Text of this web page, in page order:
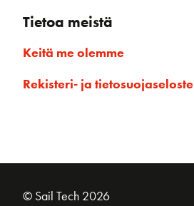
Tietoa meistä
Keitä me olemme
Rekisteri- ja tietosuojaseloste
© Sail Tech 2026